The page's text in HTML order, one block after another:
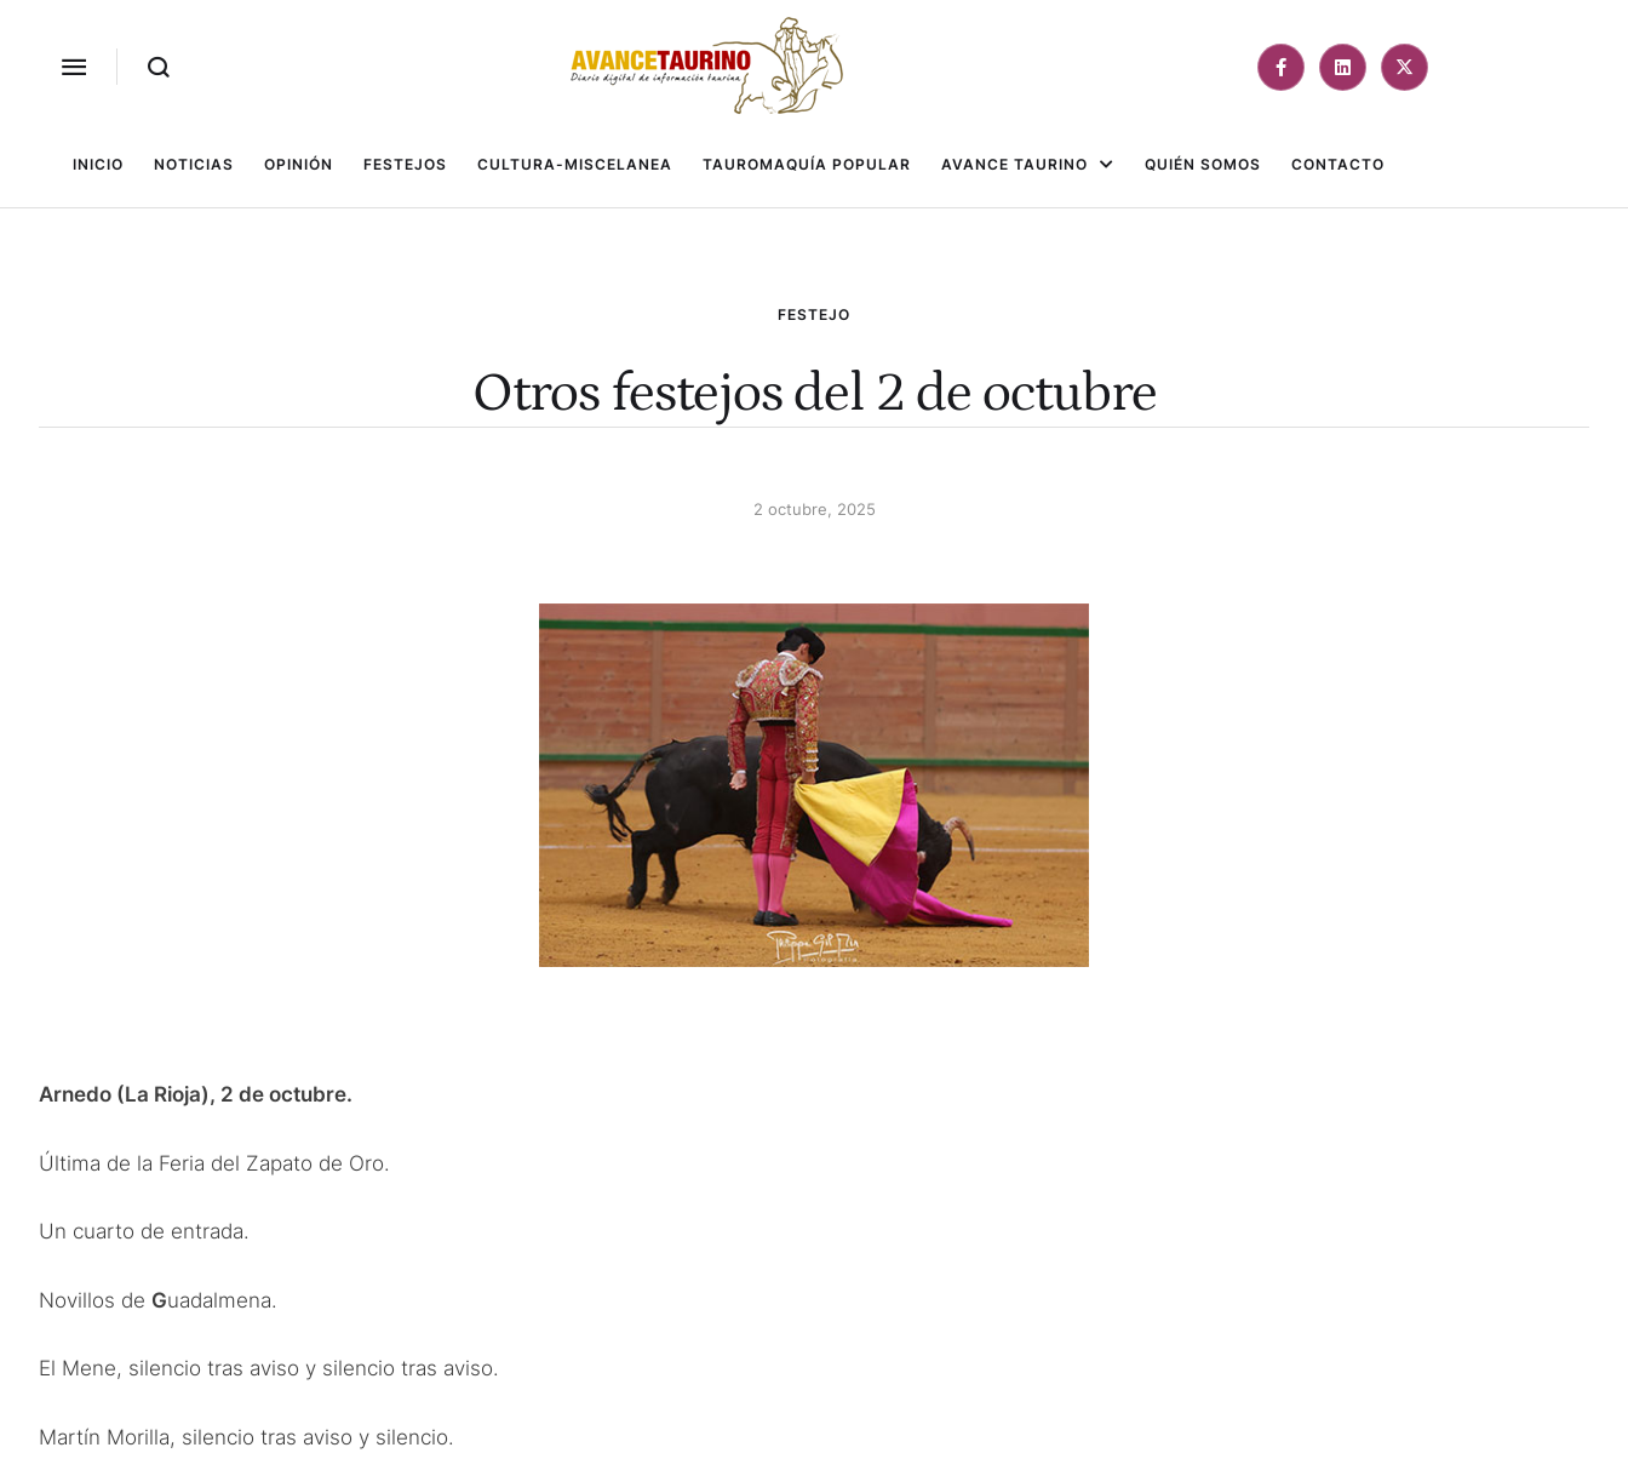
INICIO NOTICIAS OPINIÓN FESTEJOS CULTURA-MISCELANEA TAUROMAQUÍA POPULAR AVANCE TAURINO QUIÉN SOMOS CONTACTO
FESTEJO
Otros festejos del 2 de octubre
2 octubre, 2025
Arnedo (La Rioja), 2 de octubre.
Última de la Feria del Zapato de Oro.
Un cuarto de entrada.
Novillos de Guadalmena.
El Mene, silencio tras aviso y silencio tras aviso.
Martín Morilla, silencio tras aviso y silencio.